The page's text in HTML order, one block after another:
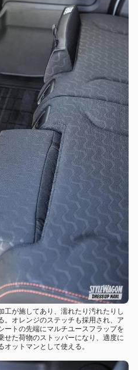
工が施してあり、濡れたり汚れたりし
。オレンジのステッチも採用され、ア
ートの先端にマルチユースフラップを
せた荷物のストッパーになり、適度に
ットマンとして使える。